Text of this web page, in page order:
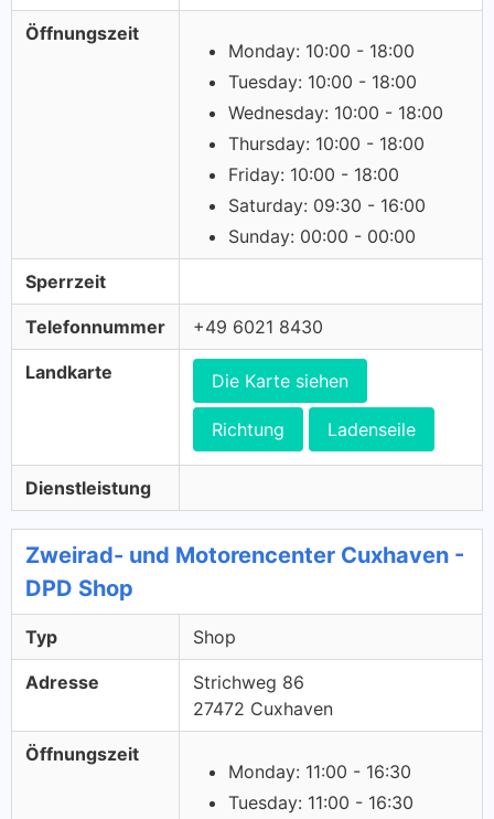
Öffnungszeit
Monday: 10:00 - 18:00
Tuesday: 10:00 - 18:00
Wednesday: 10:00 - 18:00
Thursday: 10:00 - 18:00
Friday: 10:00 - 18:00
Saturday: 09:30 - 16:00
Sunday: 00:00 - 00:00
Sperrzeit
Telefonnummer +49 6021 8430
Landkarte Die Karte siehen
Richtung Ladenseile
Dienstleistung
Zweirad- und Motorencenter Cuxhaven -
DPD Shop
Typ Shop
Adresse
Strichweg 86
27472 Cuxhaven
Öffnungszeit
Monday: 11:00 - 16:30
Tuesday: 11:00 - 16:30